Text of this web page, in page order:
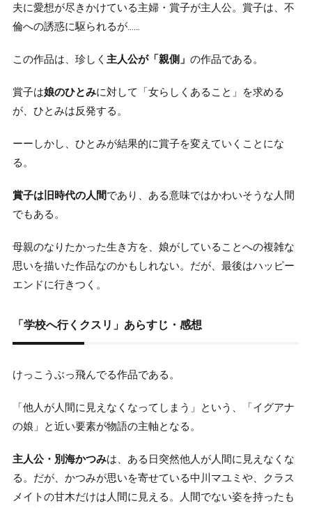
夫に愛想が尽きかけている主婦・賞子が主人公。賞子は、不
倫への誘惑に駆られるが……
この作品は、珍しく 主人公が「親側」 の作品である。
賞子は娘のひとみに対して「女らしくあること」を求める
が、ひとみは反発する。
ーーしかし、ひとみが結果的に賞子を変えていくことにな
る。
賞子は旧時代の人間であり、ある意味ではかわいそうな人間
でもある。
母親のなりたかった生き方を、娘がしていることへの複雑な
思いを描いた作品なのかもしれない。だが、最後はハッピー
エンドに行きつく。
「学校へ行くクスリ」あらすじ・感想
けっこうぶっ飛んでる作品である。
「他人が人間に見えなくなってしまう」という、「イグアナ
の娘」と近い要素が物語の主軸となる。
主人公・別海かつみは、ある日突然他人が人間に見えなくな
る。だが、かつみが思いを寄せている中川マユミや、クラス
メイトの甘木だけは人間に見える。人間でない姿を持ったも